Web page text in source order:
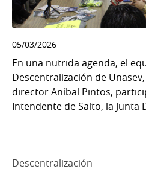
05/03/2026
En una nutrida agenda, el
Descentralización de
director Aníbal Pintos,
Intendente de Salto, la Junta
Descentralización